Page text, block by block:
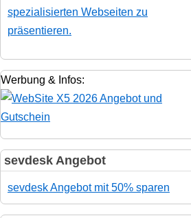
spezialisierten Webseiten zu
präsentieren.
Werbung & Infos:
sevdesk Angebot
sevdesk Angebot mit 50% sparen